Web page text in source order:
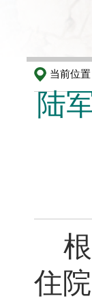
当前位置
陆
住